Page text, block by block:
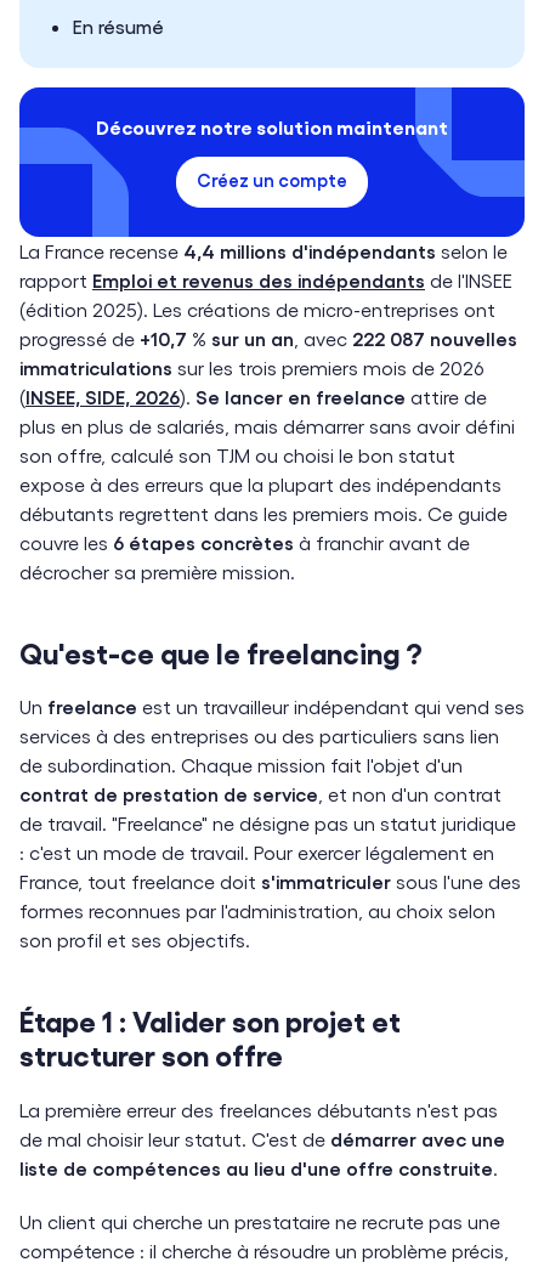
En résumé
Découvrez notre solution maintenant
Créez un compte
La France recense 4,4 millions d'indépendants selon le
rapport Emploi et revenus des indépendants de l'INSEE
(édition 2025). Les créations de micro-entreprises ont
progressé de +10,7 % sur un an , avec 222 087 nouvelles
immatriculations sur les trois premiers mois de 2026
(INSEE, SIDE, 2026). Se lancer en freelance attire de
plus en plus de salariés, mais démarrer sans avoir défini
son offre, calculé son TJM ou choisi le bon statut
expose à des erreurs que la plupart des indépendants
débutants regrettent dans les premiers mois. Ce guide
couvre les 6 étapes concrètes à franchir avant de
décrocher sa première mission.
Qu'est-ce que le freelancing ?
Un freelance est un travailleur indépendant qui vend ses
services à des entreprises ou des particuliers sans lien
de subordination. Chaque mission fait l'objet d'un
contrat de prestation de service , et non d'un contrat
de travail. "Freelance" ne désigne pas un statut juridique
: c'est un mode de travail. Pour exercer légalement en
France, tout freelance doit s'immatriculer sous l'une des
formes reconnues par l'administration, au choix selon
son profil et ses objectifs.
Étape 1 : Valider son projet et
structurer son offre
La première erreur des freelances débutants n'est pas
de mal choisir leur statut. C'est de démarrer avec une
liste de compétences au lieu d'une offre construite.
Un client qui cherche un prestataire ne recrute pas une
compétence : il cherche à résoudre un problème précis,